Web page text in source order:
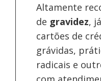
Altamente
de gravidez,
cartões de
grávidas,
radicais e